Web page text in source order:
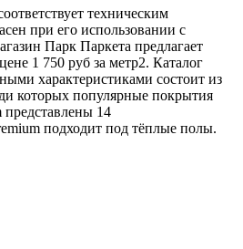
техническим
при его использовании с
Парк Паркета предлагает
1 750 руб за метр2. Каталог
характеристиками состоит из
которых популярные покрытия
14
подходит под тёплые полы.